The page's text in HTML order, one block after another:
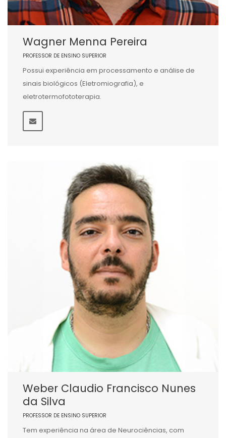
Wagner Menna Pereira
PROFESSOR DE ENSINO SUPERIOR
Possui experiência em processamento e análise de
sinais biológicos (Eletromiografia), e
eletrotermofototerapia.
Weber Claudio Francisco Nunes
da Silva
PROFESSOR DE ENSINO SUPERIOR
Tem experiência na área de Neurociências, com